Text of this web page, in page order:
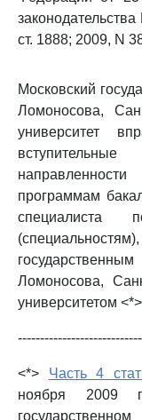
ст. 1888; 2009, N
Московский
Ломоносова,
университет
программам
специалиста
Ломоносова,
университетом
<*> Часть 4
ноября 2009